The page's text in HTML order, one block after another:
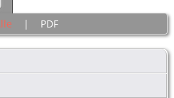
| PDF